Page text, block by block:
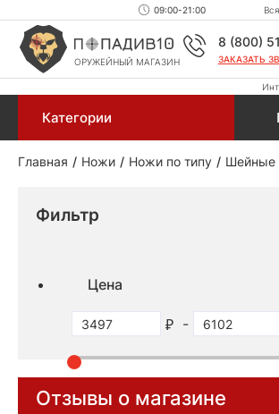
09:00-21:00
ОРУЖЕЙНЫЙ МАГАЗИН
8 (800)
ЗАКАЗАТЬ
Категории
Главная Ножи Ножи по типу Шейные
Фильтр
Цена
-
Отзывы о магазине